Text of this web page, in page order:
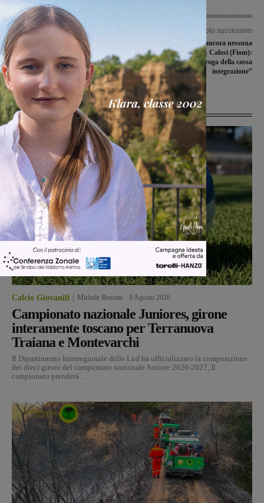
Articolo precedente
Cade da un albero, trentenne in
codice rosso a Careggi
Articolo successivo
Bekaert, ancora nessuna
convocazione. Calosi (Fiom):
“Chiediamo la proroga della cassa
integrazione”
Ultime Notizie
Calcio Giovanili Michele Bossini 8 Agosto 2026
Campionato nazionale Juniores, girone
interamente toscano per Terranuova
Traiana e Montevarchi
Il Dipartimento Interregionale delle Lnd ha ufficializzato la composizione
dei dieci gironi del campionato nazionale Juniore 2026-2027, Il
campionato prenderà...